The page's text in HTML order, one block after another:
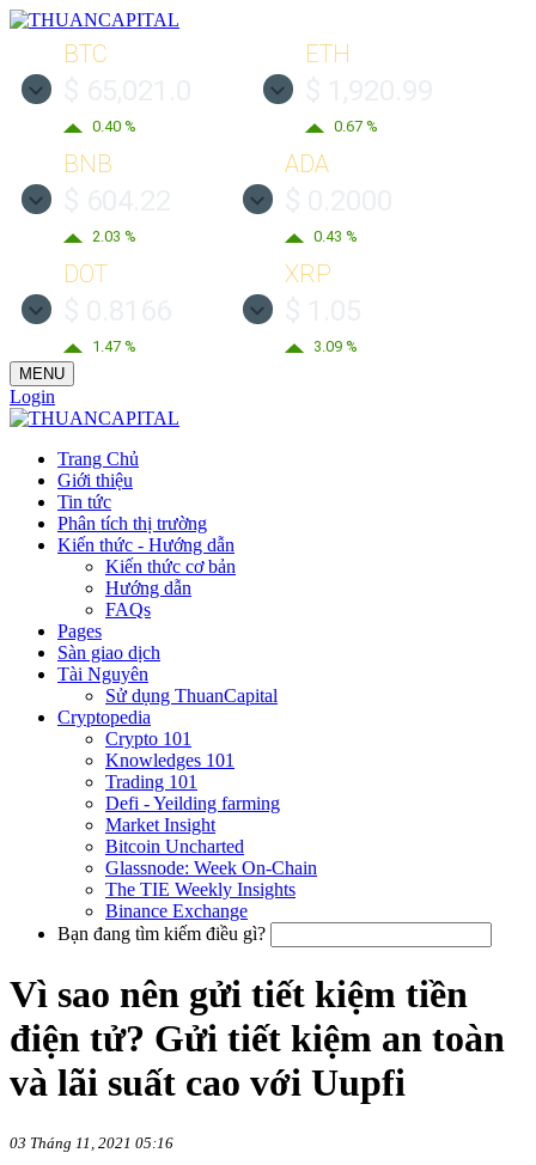
BTC
0.40 %
ETH
0.67 %
BNB
2.03 %
ADA
0.43 %
DOT
1.47 %
XRP
3.09 %
MENU
Login
Trang Chủ
Giới thiệu
Tin tức
Phân tích thị trường
Kiến thức - Hướng dẫn
Kiến thức cơ bản
Hướng dẫn
FAQs
Pages
Sàn giao dịch
Tài Nguyên
Sử dụng ThuanCapital
Cryptopedia
Crypto 101
Knowledges 101
Trading 101
Defi - Yeilding farming
Market Insight
Bitcoin Uncharted
Glassnode: Week On-Chain
The TIE Weekly Insights
Binance Exchange
Bạn đang tìm kiếm điều gì?
Vì sao nên gửi tiết kiệm tiền
điện tử? Gửi tiết kiệm an toàn
và lãi suất cao với Uupfi
03 Tháng 11, 2021 05:16